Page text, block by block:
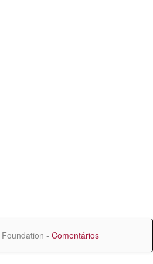
- Comentários